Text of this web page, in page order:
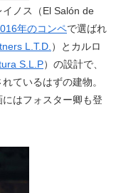
ノス（El Salón de
年のコンペで選ばれ
L.T.D. ）とカルロ
S.L.P）の設計で、
ているはずの建物。
はフォスター卿も登